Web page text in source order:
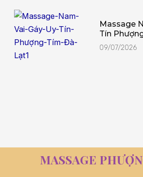
Massage
Tín
09/07/2026
MASSAGE